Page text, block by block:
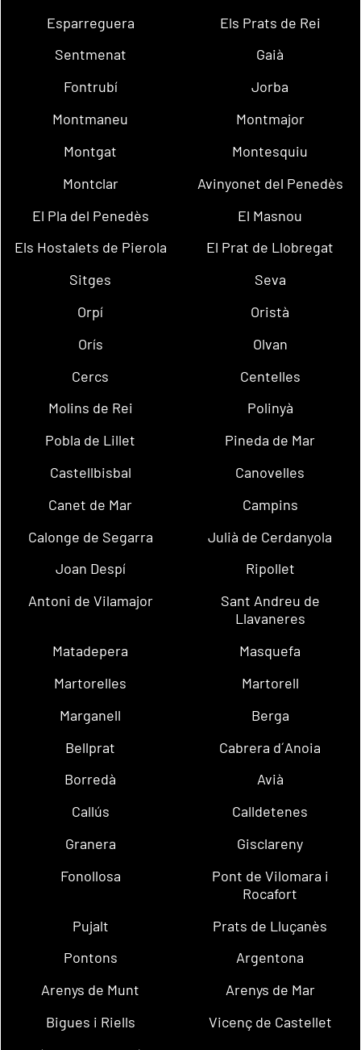
Esparreguera
Els Prats de Rei
Sentmenat
Gaià
Fontrubí
Jorba
Montmaneu
Montmajor
Montgat
Montesquiu
Montclar
Avinyonet del Penedès
El Pla del Penedès
El Masnou
Els Hostalets de Pierola
El Prat de Llobregat
Sitges
Seva
Orpí
Oristà
Orís
Olvan
Cercs
Centelles
Molins de Rei
Polinyà
Pobla de Lillet
Pineda de Mar
Castellbisbal
Canovelles
Canet de Mar
Campins
Calonge de Segarra
Julià de Cerdanyola
Joan Despí
Ripollet
Antoni de Vilamajor
Sant Andreu de
Llavaneres
Matadepera
Masquefa
Martorelles
Martorell
Marganell
Berga
Bellprat
Cabrera d´Anoia
Borredà
Avià
Callús
Calldetenes
Granera
Gisclareny
Fonollosa
Pont de Vilomara i
Rocafort
Pujalt
Prats de Lluçanès
Pontons
Argentona
Arenys de Munt
Arenys de Mar
Bigues i Riells
Vicenç de Castellet